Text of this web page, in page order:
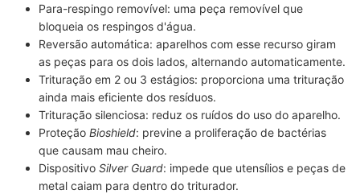
Para-respingo removível: uma peça removível que
bloqueia os respingos d'água.
Reversão automática: aparelhos com esse recurso giram
as peças para os dois lados, alternando automaticamente.
Trituração em 2 ou 3 estágios: proporciona uma trituração
ainda mais eficiente dos resíduos.
Trituração silenciosa: reduz os ruídos do uso do aparelho.
Proteção Bioshield: previne a proliferação de bactérias
que causam mau cheiro.
Dispositivo Silver Guard: impede que utensílios e peças de
metal caiam para dentro do triturador.